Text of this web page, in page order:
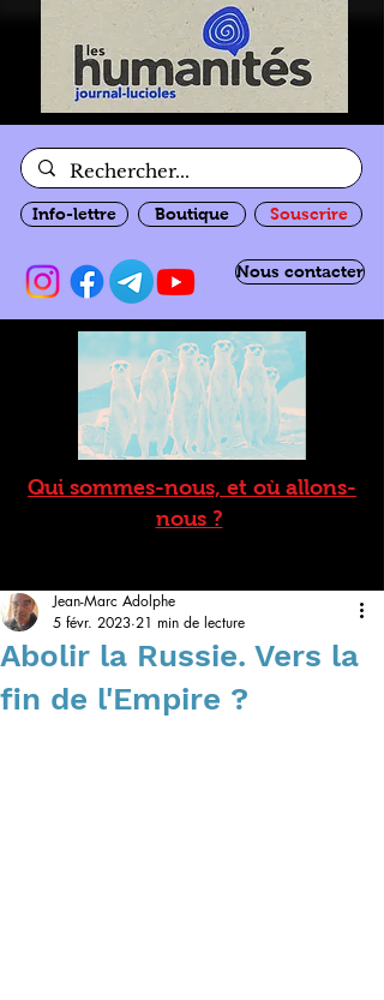
Info-lettre Boutique Souscrire
Nous contacter
Qui sommes-nous, et où allons-
nous ?
Abolir la Russie. Vers la
fin de l'Empire ?
Jean-Marc Adolphe
5 févr. 2023 21 min de lecture